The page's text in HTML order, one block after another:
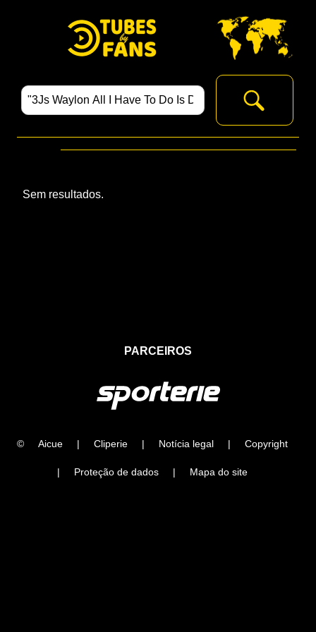
Sem resultados.
PARCEIROS
© Aicue | Cliperie | Notícia legal | Copyright
| Proteção de dados | Mapa do site